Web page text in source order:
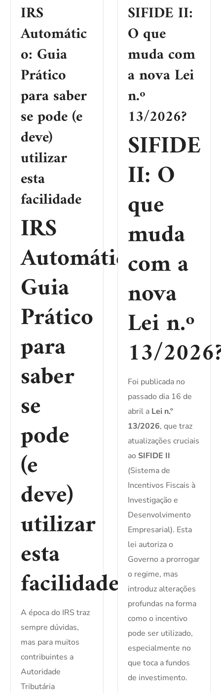
IRS
Automátic
o: Guia
Prático
para saber
se pode (e
deve)
utilizar
esta
facilidade
IRS
Automático:
Guia
Prático
para
saber
se
pode
(e
deve)
utilizar
esta
facilidade
A época do IRS traz
sempre dúvidas,
mas para muitos
contribuintes a
Autoridade
Tributária
SIFIDE II:
O que
muda com
a nova Lei
n.º
13/2026?
SIFIDE
II: O
que
muda
com a
nova
Lei n.º
13/
Foi publicada no
passado dia 16 de
abril a Lei n.º
13/2026, que traz
atualizações cruciais
ao SIFIDE II
(Sistema de
Incentivos Fiscais à
Investigação e
Desenvolvimento
Empresarial). Esta
lei autoriza o
Governo a prorrogar
o regime, mas
introduz alterações
profundas na forma
como o incentivo
pode ser utilizado,
especialmente no
que toca a fundos
de investimento.